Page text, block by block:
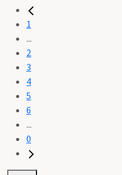
1
...
2
3
4
5
6
...
0